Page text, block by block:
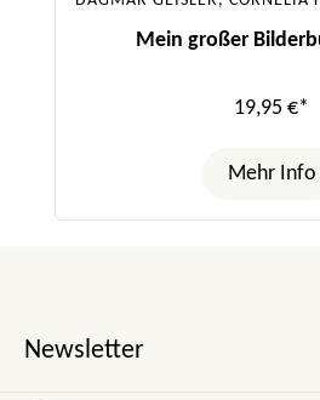
Mein großer
19,95 €*
Mehr Info
Newsletter